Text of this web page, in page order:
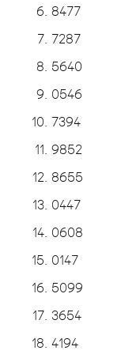
8477
7287
5640
0546
7394
9852
8655
0447
0608
0147
5099
3654
4194